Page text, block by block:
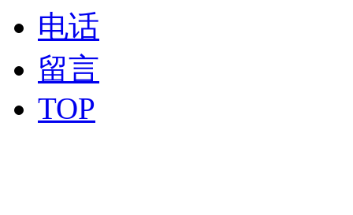
电话
留言
TOP